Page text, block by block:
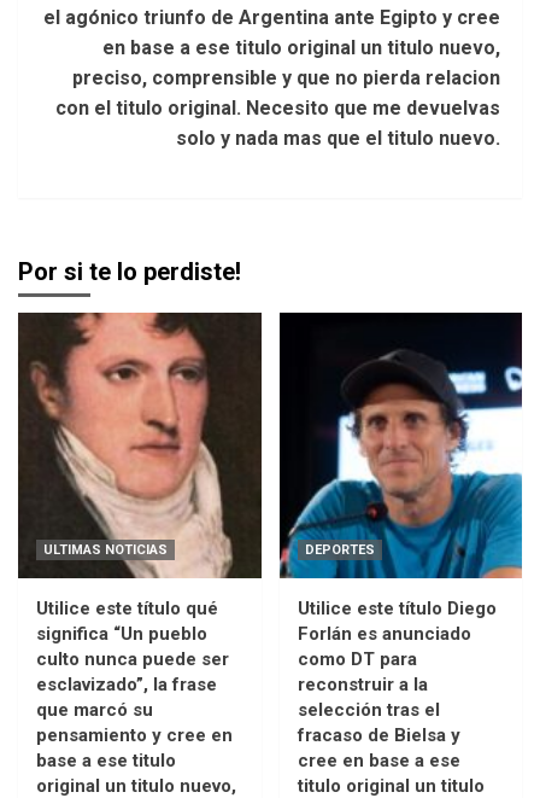
el agónico triunfo de Argentina ante Egipto y cree
en base a ese titulo original un titulo nuevo,
preciso, comprensible y que no pierda relacion
con el titulo original. Necesito que me devuelvas
solo y nada mas que el titulo nuevo.
Por si te lo perdiste!
ULTIMAS NOTICIAS
Utilice este título qué
significa “Un pueblo
culto nunca puede ser
esclavizado”, la frase
que marcó su
pensamiento y cree en
base a ese titulo
original un titulo nuevo,
DEPORTES
Utilice este título Diego
Forlán es anunciado
como DT para
reconstruir a la
selección tras el
fracaso de Bielsa y
cree en base a ese
titulo original un titulo